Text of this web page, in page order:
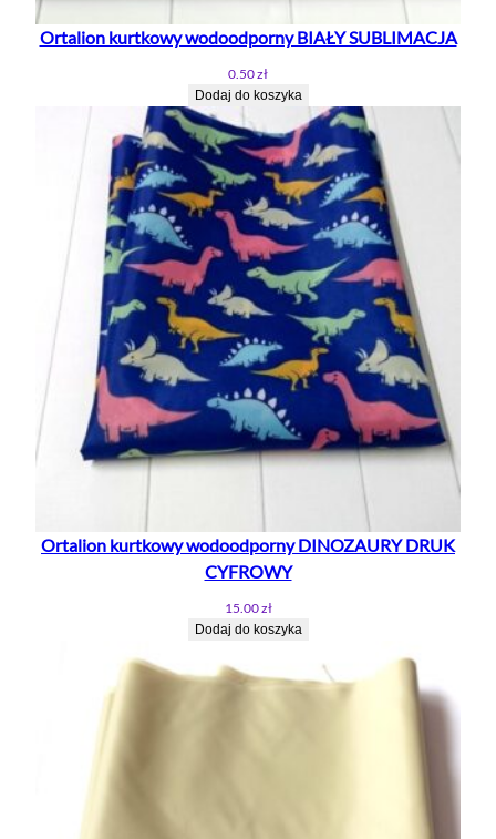
Ortalion kurtkowy wodoodporny BIAŁY SUBLIMACJA
0.50zł
Dodaj do koszyka
Ortalion kurtkowy wodoodporny DINOZAURY DRUK
CYFROWY
15.00zł
Dodaj do koszyka